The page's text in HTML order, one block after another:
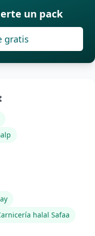
un pack
gratis
halal Safaa